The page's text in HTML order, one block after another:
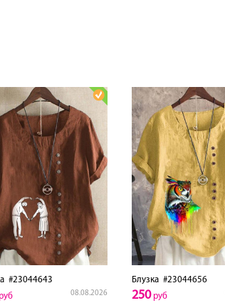
#23044643
08.08.2026
Блузка #23044656
250руб